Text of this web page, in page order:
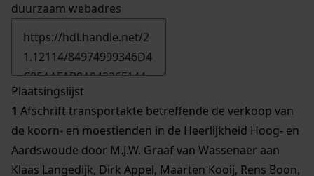
duurzaam webadres
Plaatsingslijst
1 Afschrift transportakte betreffende de verkoop van
de koorn- en moestienden in de Heerlijkheid Hoog- en
Aardswoude door M.J.W. Graaf van Wassenaer aan
Klaas Langedijk, Dirk Appel, Maarten Kooij, Rens Boon,